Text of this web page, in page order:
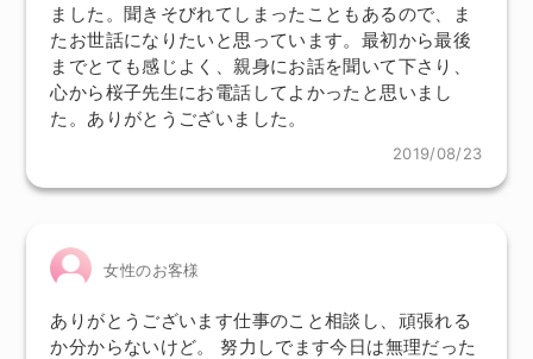
ました。聞きそびれてしまったこともあるので、ま
たお世話になりたいと思っています。最初から最後
までとても感じよく、親身にお話を聞いて下さり、
心から桜子先生にお電話してよかったと思いまし
た。ありがとうございました。
2019/08/23
女性のお客様
ありがとうございます仕事のこと相談し、頑張れる
か分からないけど。 努力しでます今日は無理だった